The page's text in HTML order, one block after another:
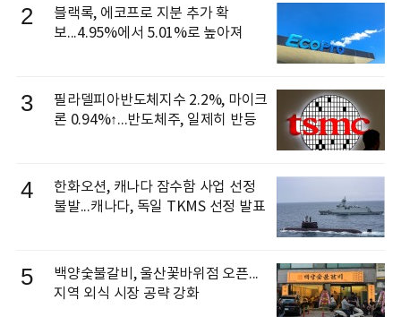
2
블랙록, 에코프로 지분 추가 확
보...4.95%에서 5.01%로 높아져
3
필라델피아반도체지수 2.2%, 마이크
론 0.94%↑...반도체주, 일제히 반등
4
한화오션, 캐나다 잠수함 사업 선정
불발...캐나다, 독일 TKMS 선정 발표
5
백양숯불갈비, 울산꽃바위점 오픈...
지역 외식 시장 공략 강화